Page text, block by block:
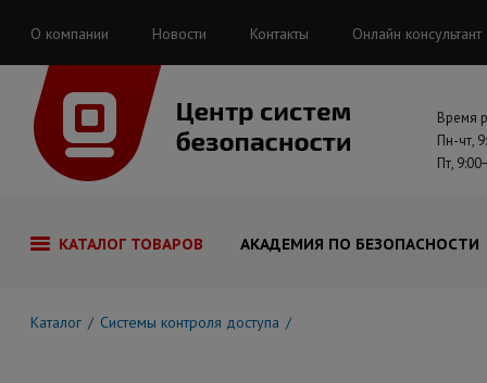
О компании Новости Контакты Онлайн консультант
Время
Пн-чт,
Пт,
КАТАЛОГ ТОВАРОВ АКАДЕМИЯ ПО БЕЗОПАСНОСТИ
Каталог Системы контроля доступа